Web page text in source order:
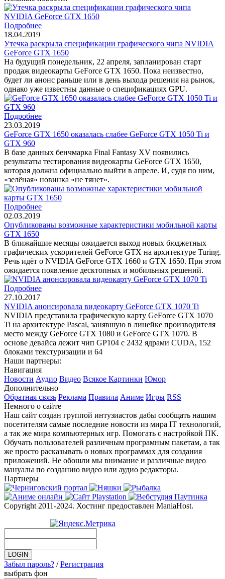
Подробнее
18.04.2019
Утечка раскрыла спецификации графического чипа NVIDIA
GeForce GTX 1650
На будущий понедельник, 22 апреля, запланирован старт
продаж видеокарты GeForce GTX 1650. Пока неизвестно,
будет ли анонс раньше или в день выхода решения на рынок,
однако уже известны данные о спецификациях GPU.
Подробнее
23.03.2019
GeForce GTX 1650 оказалась слабее GeForce GTX 1050 Ti и
GTX 960
В базе данных бенчмарка Final Fantasy XV появились
результаты тестирования видеокарты GeForce GTX 1650,
которая должна официально выйти в апреле. И, судя по ним,
«зелёная» новинка «не тянет».
Подробнее
02.03.2019
Опубликованы возможные характеристики мобильной карты
GTX 1650
В ближайшие месяцы ожидается выход новых бюджетных
графических ускорителей GeForce GTX на архитектуре Turing.
Речь идёт о NVIDIA GeForce GTX 1660 и GTX 1650. При этом
ожидается появление десктопных и мобильных решений.
Подробнее
27.10.2017
NVIDIA анонсировала видеокарту GeForce GTX 1070 Ti
NVIDIA представила графическую карту GeForce GTX 1070
Ti на архитектуре Pascal, занявшую в линейке производителя
место между GeForce GTX 1080 и GeForce GTX 1070. В
основе девайса лежит чип GP104 с 2432 ядрами CUDA, 152
блоками текстуризации и 64
Наши партнеры:
Навигация
Новости Аудио Видео Всякое Картинки Юмор
Дополнительно
Обратная связь Реклама Правила Аниме Игры RSS
Немного о сайте
Наш сайт создан группой интузиастов дабы сообщать нашим
посетителям самые последние новости из мира IT технологий,
а так же мира компьютерных игр. Помогать с настройкой ПК.
Обучать пользователей различным програмным пакетам, а так
же просто расказывать о новых программах для создания
приложений. Не обошли мы внимание и различные видео
мануалы по созданию видео или аудио редакторы.
Партнеры
Copyright 2011-2024. Хостинг предоставлен ManiaHost.
Забыл пароль? /Регистрация
выбрать фон